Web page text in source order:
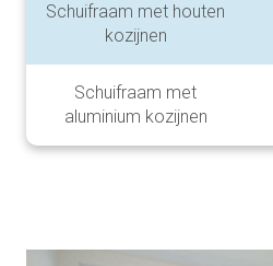
Schuifraam met houten
kozijnen
Schuifraam met
aluminium kozijnen